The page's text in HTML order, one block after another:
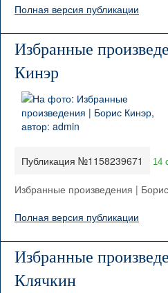
Полная версия публикации
Избранные
Кинэр
Публикация №1158239671 14
Избранные произведения |
Полная версия публикации
Избранные
Клячкин